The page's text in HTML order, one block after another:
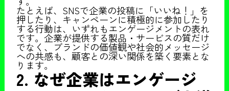
たとえば、SNSで企業の投稿に「いいね！」を
押したり、キャンペーンに積極的に参加したり
する行動は、いずれもエンゲージメントの表れ
です。企業が提供する製品・サービスの質だけ
でなく、ブランドの価値観や社会的メッセージ
への共感も、顧客との深い関係を築く要素とな
ります。
2. なぜ企業はエンゲージ